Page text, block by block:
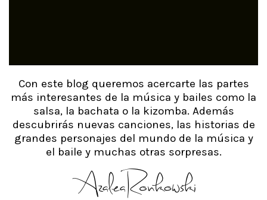
Con este blog queremos acercarte las partes
más interesantes de la música y bailes como la
salsa, la bachata o la kizomba. Además
descubrirás nuevas canciones, las historias de
grandes personajes del mundo de la música y
el baile y muchas otras sorpresas.